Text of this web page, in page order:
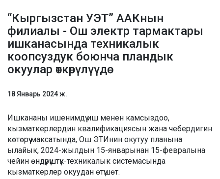
“Кыргызстан УЭТ” ААКнын
филиалы - Ош электр тармактары
ишканасында техникалык
коопсуздук боюнча пландык
окуулар өткөрүлүүдө
18 Январь 2024 ж.
Ишкананы ишенимдүү иш менен камсыздоо,
кызматкерлердин квалификациясын жана чебердигин
көтөрүү максатында, Ош ЭТИнин окутуу планына
ылайык, 2024-жылдын 15-январынан 15-февралына
чейин өндүрүштүк-техникалык системасында
кызматкерлер окуудан өтүшөт.